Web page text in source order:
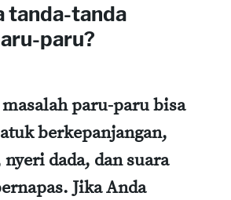
tanda-tanda
paru?
paru-paru bisa
berkepanjangan,
nyeri dada, dan suara
Jika Anda